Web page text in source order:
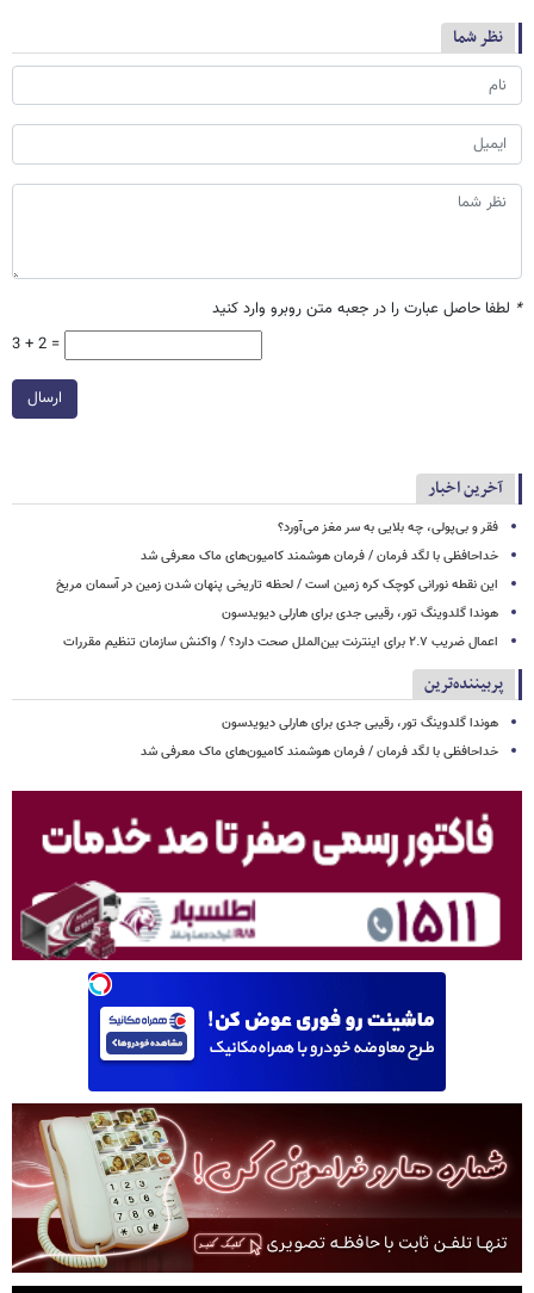
نظر شما
* لطفا حاصل عبارت را در جعبه متن روبرو وارد کنید
3 + 2 =
ارسال
آخرین اخبار
فقر و بی‌پولی، چه بلایی به سر مغز می‌آورد؟
خداحافظی با لگد فرمان / فرمان هوشمند کامیون‌های ماک معرفی شد
این نقطه نورانی کوچک کره زمین است / لحظه تاریخی پنهان شدن زمین در آسمان مریخ
هوندا گلدوینگ تور، رقیبی جدی برای هارلی دیویدسون
اعمال ضریب ۲.۷ برای اینترنت بین‌الملل صحت دارد؟ / واکنش سازمان تنظیم مقررات
پربیننده‌ترین
هوندا گلدوینگ تور، رقیبی جدی برای هارلی دیویدسون
خداحافظی با لگد فرمان / فرمان هوشمند کامیون‌های ماک معرفی شد